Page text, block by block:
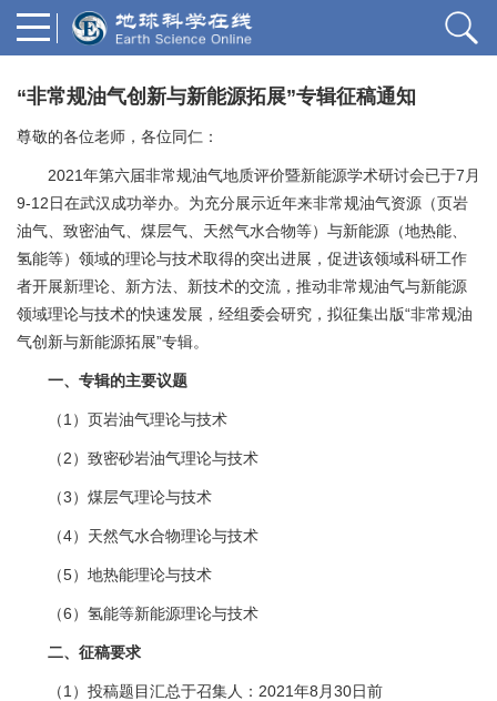
“非常规油气创新与新能源拓展”专辑征稿通知
尊敬的各位老师，各位同仁：
2021年第六届非常规油气地质评价暨新能源学术研讨会已于7月
9-12日在武汉成功举办。为充分展示近年来非常规油气资源（页岩
油气、致密油气、煤层气、天然气水合物等）与新能源（地热能、
氢能等）领域的理论与技术取得的突出进展，促进该领域科研工作
者开展新理论、新方法、新技术的交流，推动非常规油气与新能源
领域理论与技术的快速发展，经组委会研究，拟征集出版“非常规油
气创新与新能源拓展”专辑。
一、专辑的主要议题
（1）页岩油气理论与技术
（2）致密砂岩油气理论与技术
（3）煤层气理论与技术
（4）天然气水合物理论与技术
（5）地热能理论与技术
（6）氢能等新能源理论与技术
二、征稿要求
（1）投稿题目汇总于召集人：2021年8月30日前